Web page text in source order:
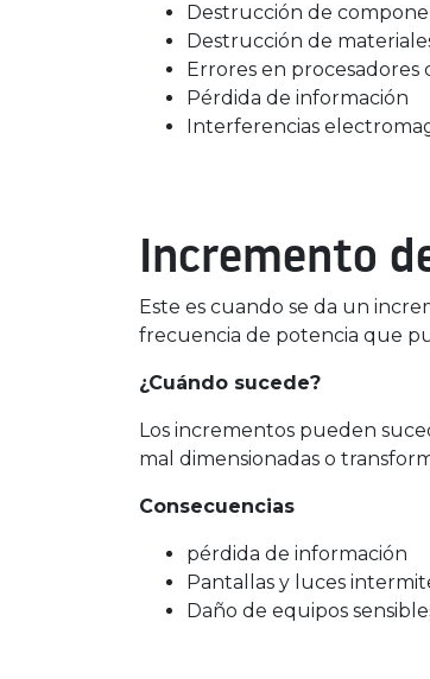
Destrucción de
Destrucción de
Errores en procesadores
Pérdida de información
Interferencias
Incremento
Este es cuando se da un
frecuencia de potencia que
¿Cuándo sucede?
Los incrementos pueden
mal dimensionadas o
Consecuencias
pérdida de información
Pantallas y luces
Daño de equipos